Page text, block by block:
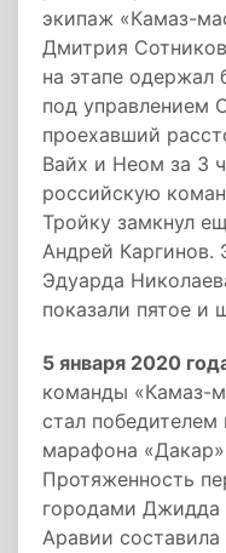
экипаж «Камаз-
Дмитрия
на этапе одержал
под управлением
проехавший
Вайх и Неом за 3
российскую
Тройку замкнул
Андрей Каргинов.
Эдуарда
показали пятое и
5 января 2020
команды «Камаз-
стал победителем
марафона
Протяженность
городами Джидда
Аравии